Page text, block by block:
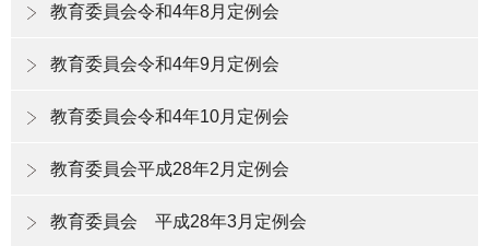
教育委員会令和4年8月定例会
教育委員会令和4年9月定例会
教育委員会令和4年10月定例会
教育委員会平成28年2月定例会
教育委員会 平成28年3月定例会